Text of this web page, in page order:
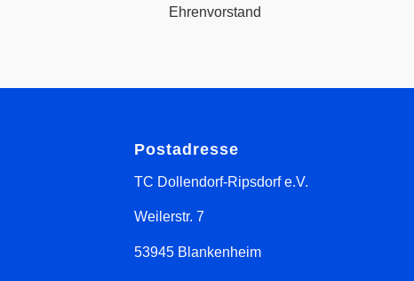
Ehrenvorstand
Postadresse
TC Dollendorf-Ripsdorf e.V.
Weilerstr. 7
53945 Blankenheim